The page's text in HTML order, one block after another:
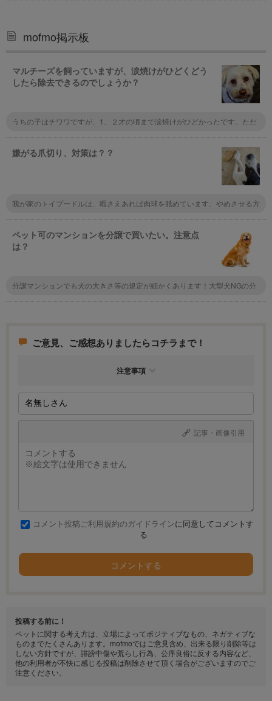
mofmo掲示板
マルチーズを飼っていますが、涙焼けがひどくどう
したら除去できるのでしょうか？
うちの子はチワワですが、1、２才の頃まで涙焼けがひどかったです。ただ
その後ずっと涙焼けしなくなりました。
嫌がる爪切り、対策は？？
我が家のトイプードルは、暇さえあれば肉球を舐めています。やめさせる方
ペット可のマンションを分譲で買いたい。注意点
は？
分譲マンションでも犬の大きさ等の規定が細かくあります！大型犬NGの分
ご意見、ご感想ありましたらコチラまで！
注意事項
記事・画像引用
コメント投稿ご利用規約のガイドラインに同意してコメントす
る
コメントする
投稿する前に！
ペットに関する考え方は、立場によってポジティブなもの、ネガティブな
ものまでたくさんあります。mofmoではご意見含め、出来る限り削除等は
しない方針ですが、誹謗中傷や荒らし行為、公序良俗に反する内容など、
他の利用者が不快に感じる投稿は削除させて頂く場合がございますのでご
注意ください。